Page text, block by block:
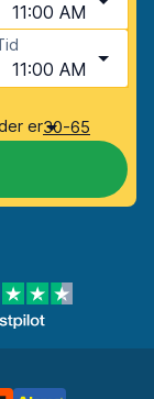
11:00 AM
11:00 AM
er30-65